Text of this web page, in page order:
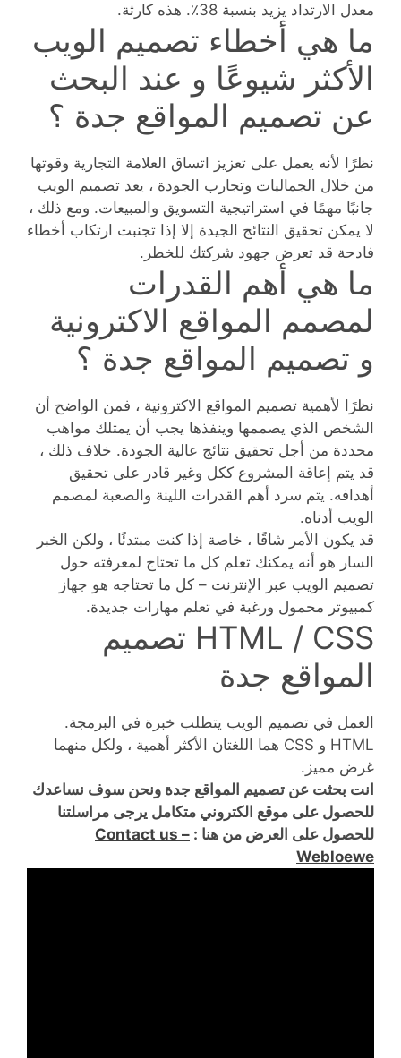
معدل الارتداد يزيد بنسبة 38٪. هذه كارثة.
ما هي أخطاء تصميم الويب
الأكثر شيوعًا و عند البحث
عن تصميم المواقع جدة ؟
نظرًا لأنه يعمل على تعزيز اتساق العلامة التجارية وقوتها
من خلال الجماليات وتجارب الجودة ، يعد تصميم الويب
جانبًا مهمًا في استراتيجية التسويق والمبيعات. ومع ذلك ،
لا يمكن تحقيق النتائج الجيدة إلا إذا تجنبت ارتكاب أخطاء
فادحة قد تعرض جهود شركتك للخطر.
ما هي أهم القدرات
لمصمم المواقع الاكترونية
و تصميم المواقع جدة ؟
نظرًا لأهمية تصميم المواقع الاكترونية ، فمن الواضح أن
الشخص الذي يصممها وينفذها يجب أن يمتلك مواهب
محددة من أجل تحقيق نتائج عالية الجودة. خلاف ذلك ،
قد يتم إعاقة المشروع ككل وغير قادر على تحقيق
أهدافه. يتم سرد أهم القدرات اللينة والصعبة لمصمم
الويب أدناه.
قد يكون الأمر شاقًا ، خاصة إذا كنت مبتدئًا ، ولكن الخبر
السار هو أنه يمكنك تعلم كل ما تحتاج لمعرفته حول
تصميم الويب عبر الإنترنت – كل ما تحتاجه هو جهاز
كمبيوتر محمول ورغبة في تعلم مهارات جديدة.
HTML / CSS تصميم
المواقع جدة
العمل في تصميم الويب يتطلب خبرة في البرمجة.
HTML و CSS هما اللغتان الأكثر أهمية ، ولكل منهما
غرض مميز.
انت بحثت عن تصميم المواقع جدة ونحن سوف نساعدك
للحصول على موقع الكتروني متكامل يرجى مراسلتنا
للحصول على العرض من هنا : Contact us –
Webloewe